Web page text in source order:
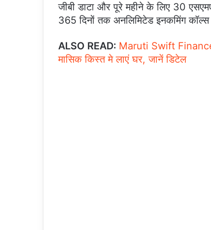
जीबी डाटा और पूरे महीने के लिए 30
365 दिनों तक अनलिमिटेड इनकमिंग
ALSO READ: Maruti Swift
मासिक किस्त मे लाएं घर, जानें डिटेल